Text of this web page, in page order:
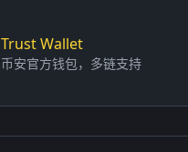
Trust Wallet
币安官方钱包，多链支持